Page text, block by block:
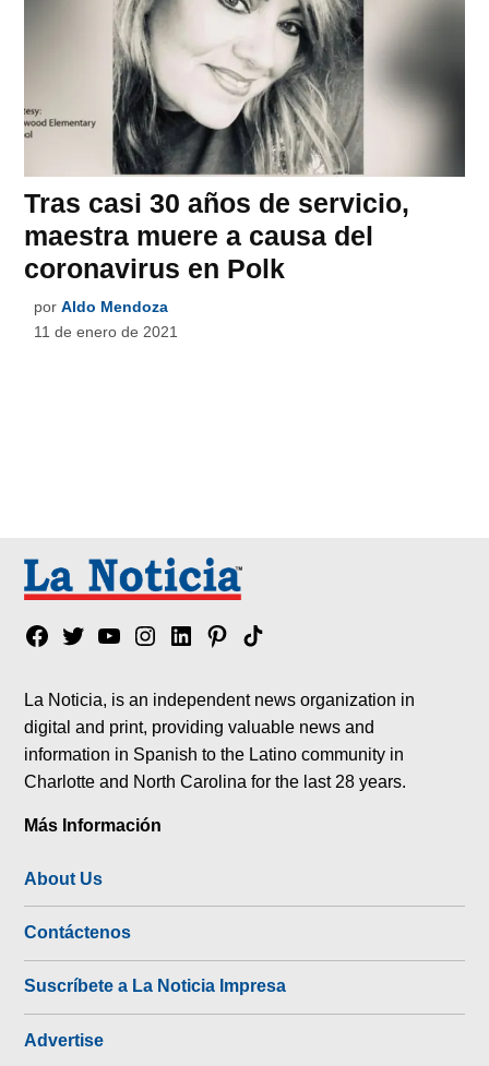
Tras casi 30 años de servicio,
maestra muere a causa del
coronavirus en Polk
por Aldo Mendoza
11 de enero de 2021
Facebook
TwitterYouTubeInstagram
LinkedinPinterest
Tik
La Noticia, is an independent news organization in
digital and print, providing valuable news and
information in Spanish to the Latino community in
Charlotte and North Carolina for the last 28 years.
Más Información
About Us
Contáctenos
Suscríbete a La Noticia Impresa
Advertise